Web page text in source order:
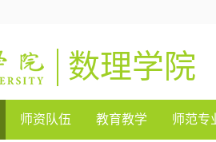
数理学院
师资队伍 教育教学 师范专